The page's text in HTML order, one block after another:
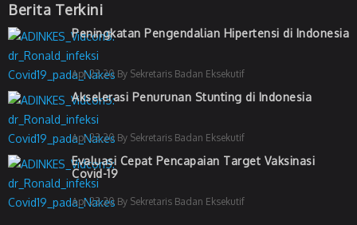
Berita Terkini
Peningkatan Pengendalian Hipertensi di Indonesia
Apr 23,20 By Sekretaris Badan Eksekutif
Akselerasi Penurunan Stunting di Indonesia
Apr 23,20 By Sekretaris Badan Eksekutif
Evaluasi Cepat Pencapaian Target Vaksinasi
Covid-19
Apr 23,20 By Sekretaris Badan Eksekutif